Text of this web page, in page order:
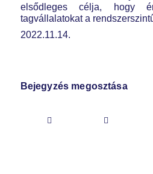
elsődleges célja, hogy
tagvállalatokat a
2022.11.14.
Bejegyzés megosztása